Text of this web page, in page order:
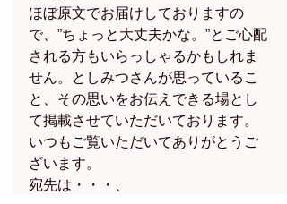
ほぼ原文でお届けしておりますの
で、”ちょっと大丈夫かな。”とご心配
される方もいらっしゃるかもしれま
せん。としみつさんが思っているこ
と、その思いをお伝えできる場とし
て掲載させていただいております。
いつもご覧いただいてありがとうご
ざいます。
宛先は・・・、